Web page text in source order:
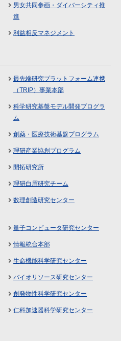
男女共同参画・ダイバーシティ推
進
利益相反マネジメント
最先端研究プラットフォーム連携
（TRIP）事業本部
科学研究基盤モデル開発プログラ
ム
創薬・医療技術基盤プログラム
理研産業協創プログラム
開拓研究所
理研白眉研究チーム
数理創造研究センター
量子コンピュータ研究センター
情報統合本部
生命機能科学研究センター
バイオリソース研究センター
創発物性科学研究センター
仁科加速器科学研究センター